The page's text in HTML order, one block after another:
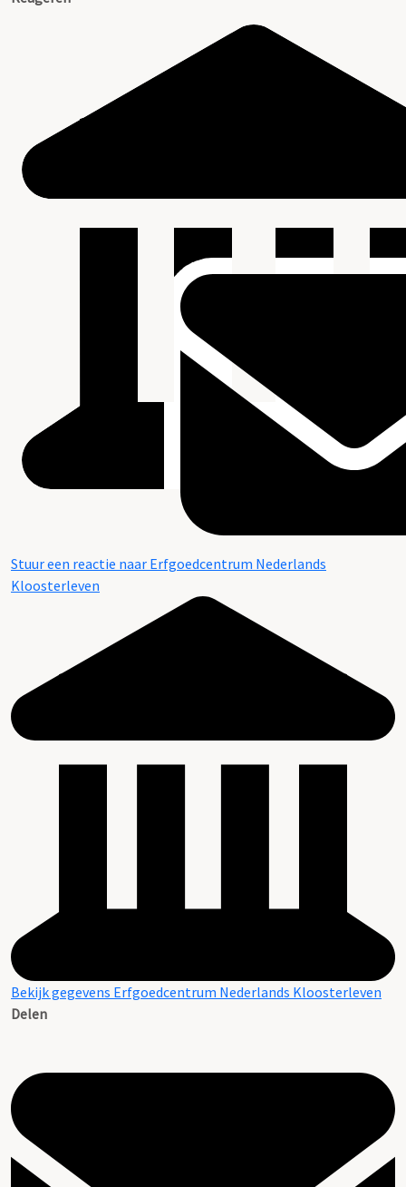
Stuur een reactie naar Erfgoedcentrum Nederlands
Kloosterleven
Bekijk gegevens Erfgoedcentrum Nederlands Kloosterleven
Delen